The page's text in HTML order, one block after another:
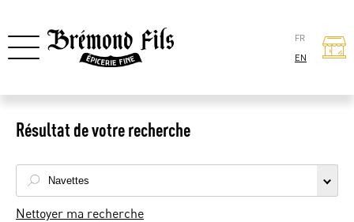
FR
EN
Résultat de votre recherche
Nettoyer ma recherche